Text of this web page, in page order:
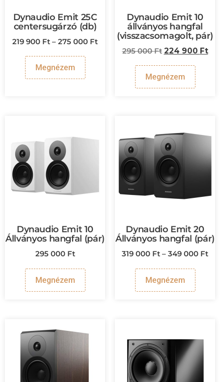
Dynaudio Emit 25C
centersugárzó (db)
219 900 Ft – 275 000 Ft
Megnézem
Dynaudio Emit 10
állványos hangfal
(visszacsomagolt, pár)
295 000Ft 224 900 Ft
Megnézem
Dynaudio Emit 10
Állványos hangfal (pár)
295 000 Ft
Megnézem
Dynaudio Emit 20
Állványos hangfal (pár)
319 000 Ft – 349 000 Ft
Megnézem